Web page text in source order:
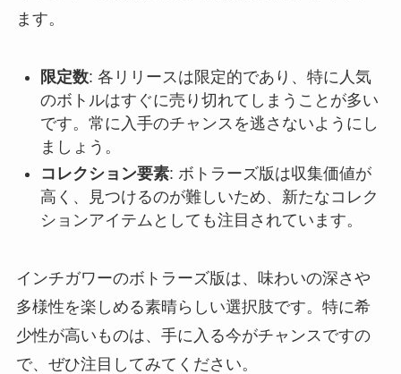
ます。
限定数: 各リリースは限定的であり、特に人気
のボトルはすぐに売り切れてしまうことが多い
です。常に入手のチャンスを逃さないようにし
ましょう。
コレクション要素: ボトラーズ版は収集価値が
高く、見つけるのが難しいため、新たなコレク
ションアイテムとしても注目されています。
インチガワーのボトラーズ版は、味わいの深さや
多様性を楽しめる素晴らしい選択肢です。特に希
少性が高いものは、手に入る今がチャンスですの
で、ぜひ注目してみてください。